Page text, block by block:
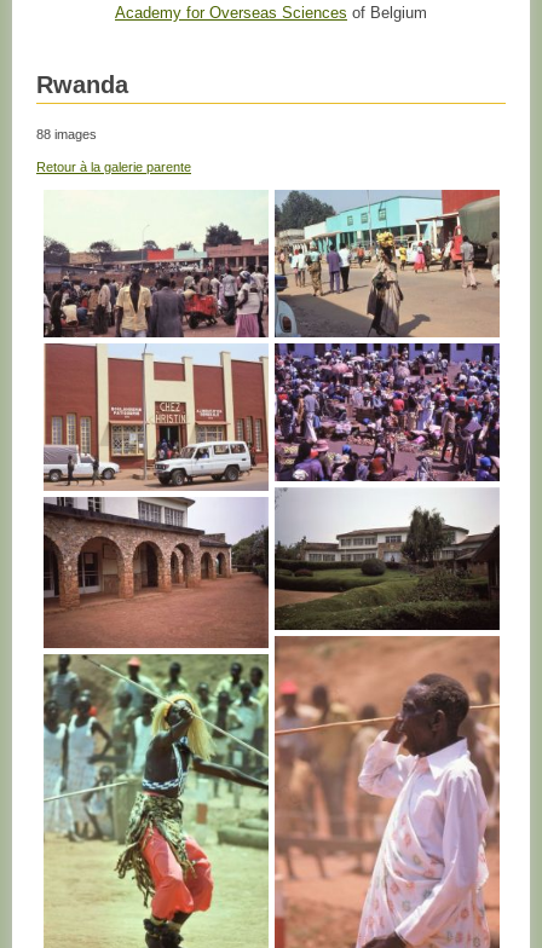
Academy for Overseas Sciences of Belgium
Rwanda
88 images
Retour à la galerie parente
RWANDA RWANDA
RWANDA
RWANDA
RWANDA